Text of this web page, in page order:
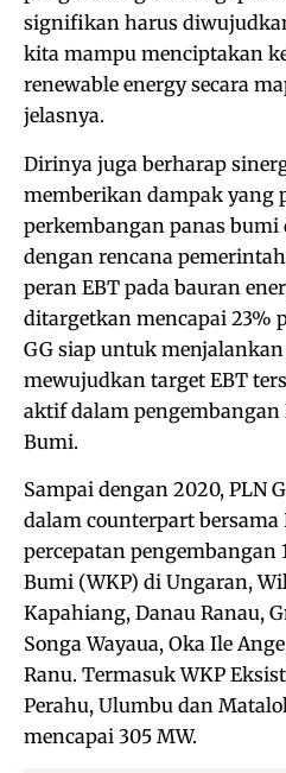
signifikan harus
kita mampu menciptakan
renewable energy secara
jelasnya.
Dirinya juga berharap
memberikan dampak yang
perkembangan panas bumi
dengan rencana
peran EBT pada bauran
ditargetkan mencapai 23%
GG siap untuk
mewujudkan target EBT
aktif dalam pengembangan
Bumi.
Sampai dengan 2020, PLN
dalam counterpart
percepatan pengembangan
Bumi (WKP) di Ungaran,
Kapahiang, Danau Ranau,
Songa Wayaua, Oka Ile
Ranu. Termasuk WKP
Perahu, Ulumbu dan
mencapai 305 MW.